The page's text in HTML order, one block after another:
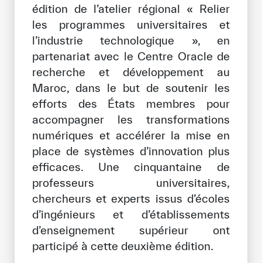
Données et perspectives
Bibliothèque Numérique de l’ICESCO
Musées et Expositions
Actualités et événements
Communiqués de presse
Événements
Réseaux Sociaux de l’ICESCO
Contact
Contact
Bureaux de l’ICESCO
édition de l’atelier régional « Relier
les programmes universitaires et
l’industrie technologique », en
partenariat avec le Centre Oracle de
recherche et développement au
Maroc, dans le but de soutenir les
efforts des États membres pour
accompagner les transformations
numériques et accélérer la mise en
place de systèmes d’innovation plus
efficaces. Une cinquantaine de
professeurs universitaires,
chercheurs et experts issus d’écoles
d’ingénieurs et d’établissements
d’enseignement supérieur ont
participé à cette deuxième édition.